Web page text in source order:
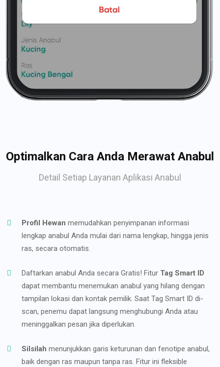
Optimalkan Cara Anda Merawat Anabul
Detail Setiap Layanan Aplikasi Anabul
Profil Hewan memudahkan penyimpanan informasi
lengkap anabul Anda mulai dari nama lengkap, hingga jenis
ras, secara otomatis.
Daftarkan anabul Anda secara Gratis! Fitur Tag Smart ID
dapat membantu menemukan anabul yang hilang dengan
tampilan lokasi dan kontak pemilik. Saat Tag Smart ID di-
scan, penemu dapat langsung menghubungi Anda atau
meninggalkan pesan jika diperlukan.
Silsilah menunjukkan garis keturunan dan fenotipe anabul,
baik dengan ras maupun tanpa ras. Fitur ini fleksible